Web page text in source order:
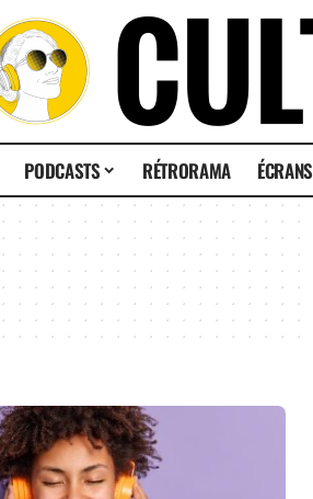
PODCASTS RÉTRORAMA ÉCRANS